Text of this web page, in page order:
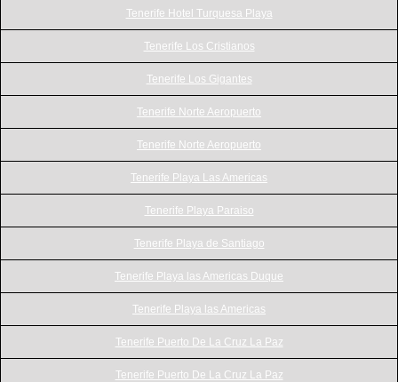
Tenerife Hotel Turquesa Playa
Tenerife Los Cristianos
Tenerife Los Gigantes
Tenerife Norte Aeropuerto
Tenerife Norte Aeropuerto
Tenerife Playa Las Americas
Tenerife Playa Paraiso
Tenerife Playa de Santiago
Tenerife Playa las Americas Duque
Tenerife Playa las Americas
Tenerife Puerto De La Cruz La Paz
Tenerife Puerto De La Cruz La Paz